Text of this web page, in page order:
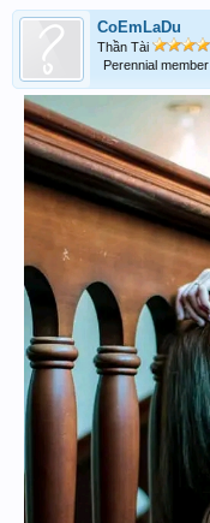
CoEmLaDu
Thần Tài
Perennial member